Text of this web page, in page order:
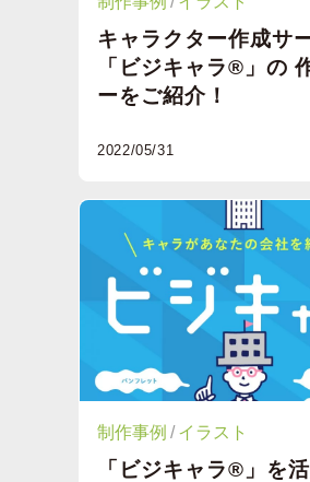
キャラクター作成サ
「ビジキャラ®」の
ーをご紹介！
2022/05/31
制作事例 イラスト
「ビジキャラ®」を